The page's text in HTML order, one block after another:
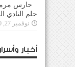
حارس
حلم النادي
نوفمبر 27, 2020
أخبار وأسرار